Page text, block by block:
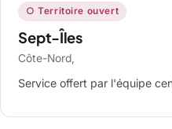
○ Territoire ouvert
Sept-Îles
Côte-Nord,
Service offert par l'équipe